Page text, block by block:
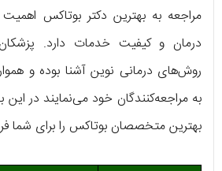
مراجعه به بهترین دکتر بوتاکس
درمان و کیفیت خدمات دارد.
روش‌های درمانی نوین آشنا بوده و
به مراجعه‌کنندگان خود می‌نمایند در
بهترین متخصصان بوتاکس را برای شما